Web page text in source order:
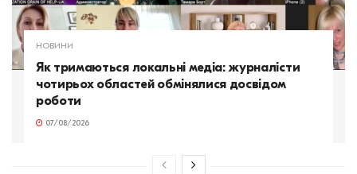
НОВИНИ
Як тримаються локальні медіа: журналісти
чотирьох областей обмінялися досвідом
роботи
07/08/2026